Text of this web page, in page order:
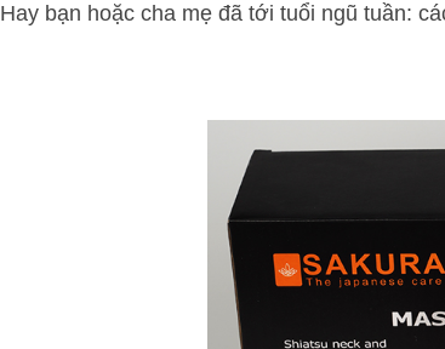
Hay bạn hoặc cha mẹ đã tới tuổi ngũ tuần: